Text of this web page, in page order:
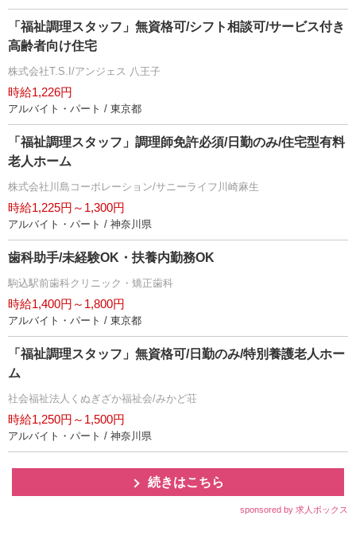
「福祉調理スタッフ」無資格可/シフト相談可/サービス付き
高齢者向け住宅
株式会社T.S.I/アンジェス 八王子
時給1,226円
アルバイト・パート / 東京都
「福祉調理スタッフ」調理師免許必須/日勤のみ/住宅型有料
老人ホーム
株式会社川島コーポレーション/サニーライフ川崎麻生
時給1,225円～1,300円
アルバイト・パート / 神奈川県
歯科助手/未経験OK・扶養内勤務OK
駒込駅前歯科クリニック・矯正歯科
時給1,400円～1,800円
アルバイト・パート / 東京都
「福祉調理スタッフ」無資格可/日勤のみ/特別養護老人ホー
ム
社会福祉法人くぬぎざか福祉会/みかど荘
時給1,250円～1,500円
アルバイト・パート / 神奈川県
続きはこちら
sponsored by 求人ボックス